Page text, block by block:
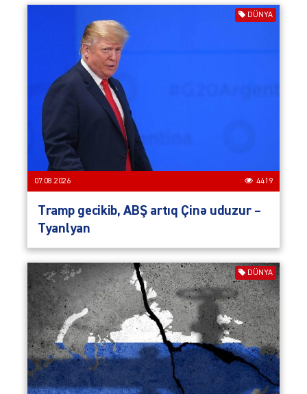
DÜNYA
07.08.2026 4419
Tramp gecikib, ABŞ artıq Çinə uduzur –
Tyanlyan
DÜNYA